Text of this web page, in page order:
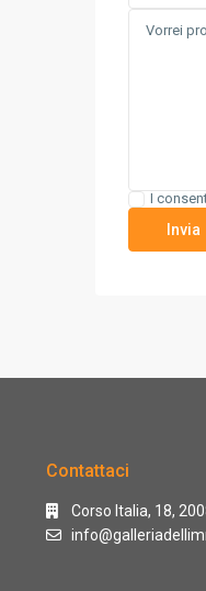
I
Contattaci
Corso Italia, 18,